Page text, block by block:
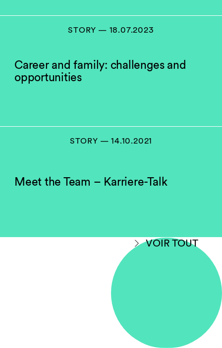
STORY — 18.07.2023
Career and family: challenges and
opportunities
STORY — 14.10.2021
Meet the Team – Karriere-Talk
VOIR TOUT